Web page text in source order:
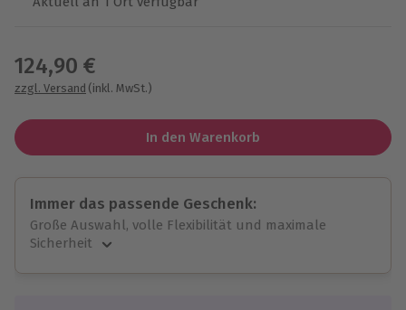
124,90 €
zzgl. Versand (inkl. MwSt.)
In den Warenkorb
Immer das passende Geschenk:
Große Auswahl, volle Flexibilität und maximale
Sicherheit